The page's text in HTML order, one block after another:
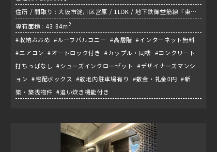
住所 / 間取り : 大阪市淀川区宮原 / 1LDK / 地下鉄御堂筋線『東三
国駅』
専有面積 : 43.84m2
#収納おおめ #ルーフバルコニー #高層階 #インターネット無料
#エアコン #オートロック付き #カップル・同棲 #コンクリート
打ちっぱなし #シューズインクローゼット #デザイナーズマンシ
ョン #宅配ボックス #敷地内駐車場有り #敷金・礼金0円 #新
築・築浅物件 #追い炊き機能付き